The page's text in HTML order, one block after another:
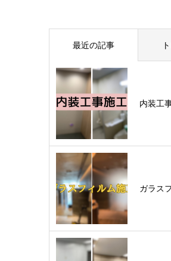
最近の記事
内装工
ガラス